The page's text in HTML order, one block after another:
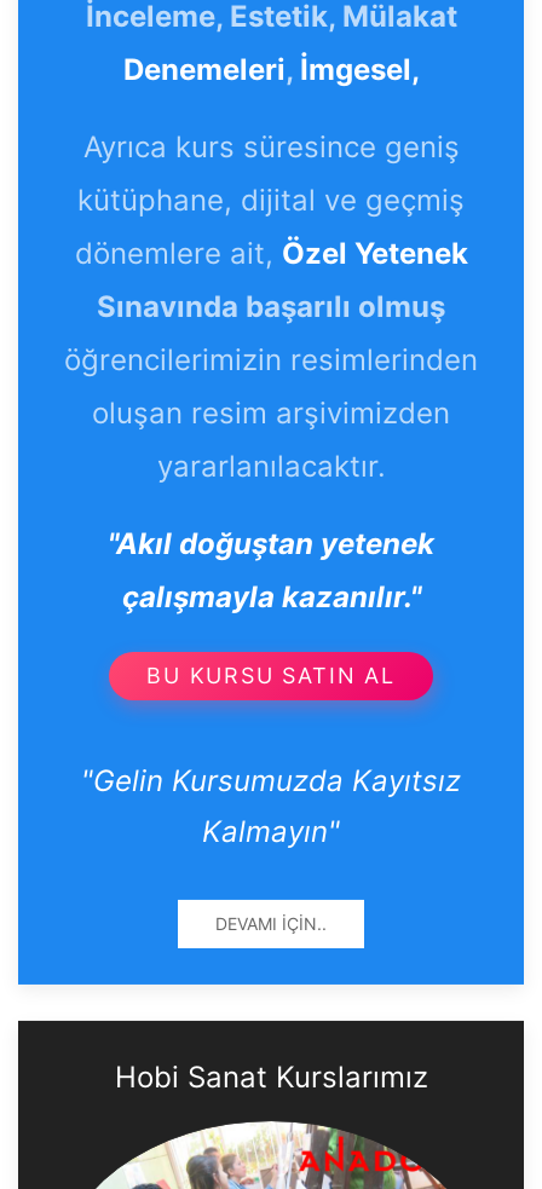
İnceleme, Estetik, Mülakat
Denemeleri, İmgesel,
Ayrıca kurs süresince geniş
kütüphane, dijital ve geçmiş
dönemlere ait, Özel Yetenek
Sınavında başarılı olmuş
öğrencilerimizin resimlerinden
oluşan resim arşivimizden
yararlanılacaktır.
"Akıl doğuştan yetenek
çalışmayla kazanılır."
BU KURSU SATIN AL
"Gelin Kursumuzda Kayıtsız
Kalmayın"
DEVAMI İÇIN..
Hobi Sanat Kurslarımız